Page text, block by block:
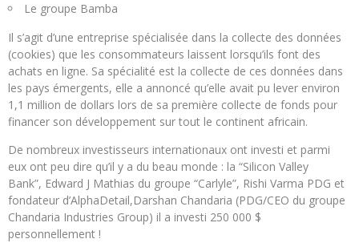
Le groupe Bamba
Il s’agit d’une entreprise spécialisée dans la collecte des données
(cookies) que les consommateurs laissent lorsqu’ils font des
achats en ligne. Sa spécialité est la collecte de ces données dans
les pays émergents, elle a annoncé qu’elle avait pu lever environ
1,1 million de dollars lors de sa première collecte de fonds pour
financer son développement sur tout le continent africain.
De nombreux investisseurs internationaux ont investi et parmi
eux ont peu dire qu’il y a du beau monde : la “Silicon Valley
Bank”, Edward J Mathias du groupe “Carlyle”, Rishi Varma PDG et
fondateur d’AlphaDetail,Darshan Chandaria (PDG/CEO du groupe
Chandaria Industries Group) il a investi 250 000 $
personnellement !